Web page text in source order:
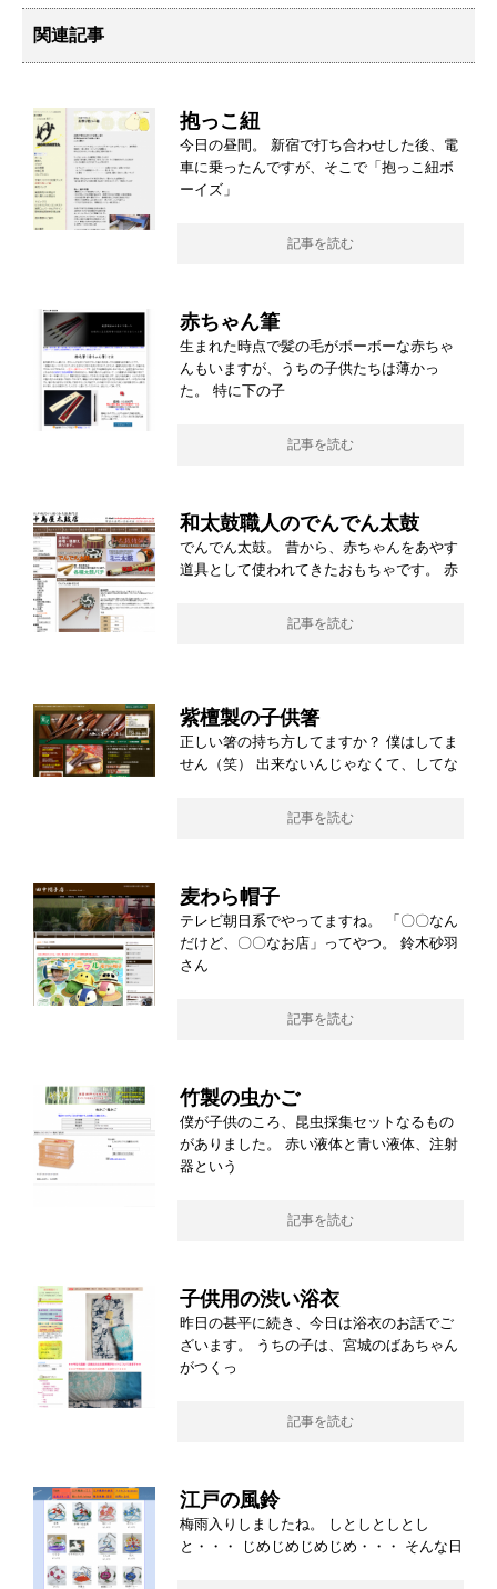
関連記事
抱っこ紐
今日の昼間。 新宿で打ち合わせした後、電
車に乗ったんですが、そこで「抱っこ紐ボ
ーイズ」
記事を読む
赤ちゃん筆
生まれた時点で髪の毛がボーボーな赤ちゃ
んもいますが、うちの子供たちは薄かっ
た。 特に下の子
記事を読む
和太鼓職人のでんでん太鼓
でんでん太鼓。 昔から、赤ちゃんをあやす
道具として使われてきたおもちゃです。 赤
記事を読む
紫檀製の子供箸
正しい箸の持ち方してますか？ 僕はしてま
せん（笑） 出来ないんじゃなくて、してな
記事を読む
麦わら帽子
テレビ朝日系でやってますね。 「〇〇なん
だけど、〇〇なお店」ってやつ。 鈴木砂羽
さん
記事を読む
竹製の虫かご
僕が子供のころ、昆虫採集セットなるもの
がありました。 赤い液体と青い液体、注射
器という
記事を読む
子供用の渋い浴衣
昨日の甚平に続き、今日は浴衣のお話でご
ざいます。 うちの子は、宮城のばあちゃん
がつくっ
記事を読む
江戸の風鈴
梅雨入りしましたね。 しとしとしとし
と・・・ じめじめじめじめ・・・ そんな日